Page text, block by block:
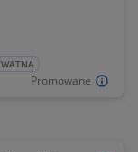
Promowane